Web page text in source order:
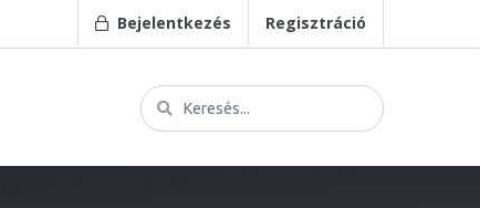
Bejelentkezés Regisztráció